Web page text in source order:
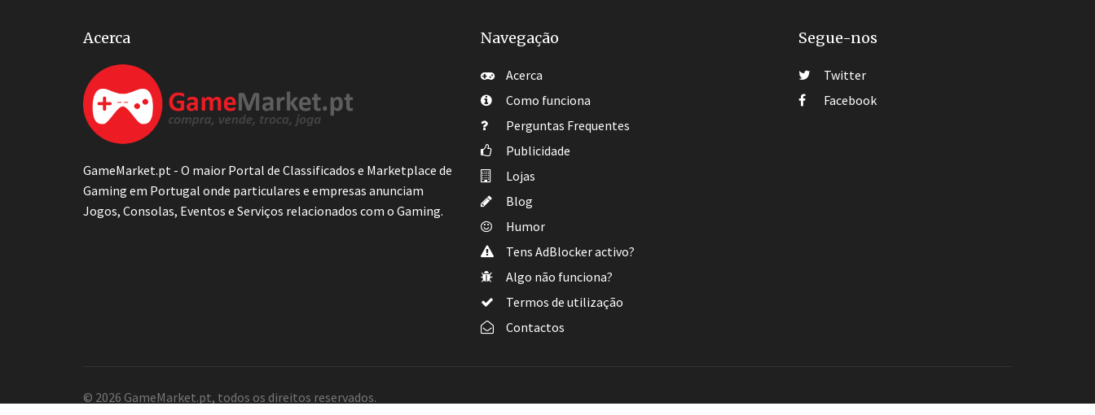
Acerca
GameMarket.pt - O maior Portal de Classificados e Marketplace de
Gaming em Portugal onde particulares e empresas anunciam
Jogos, Consolas, Eventos e Serviços relacionados com o Gaming.
Navegação
Acerca
Como funciona
Perguntas Frequentes
Publicidade
Lojas
Blog
Humor
Tens AdBlocker activo?
Algo não funciona?
Termos de utilização
Contactos
Segue-nos
Twitter
Facebook
© 2026 GameMarket.pt, todos os direitos reservados.